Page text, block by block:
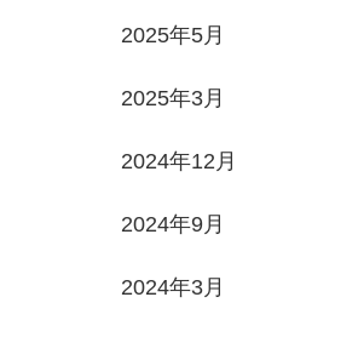
2025年5月
2025年3月
2024年12月
2024年9月
2024年3月